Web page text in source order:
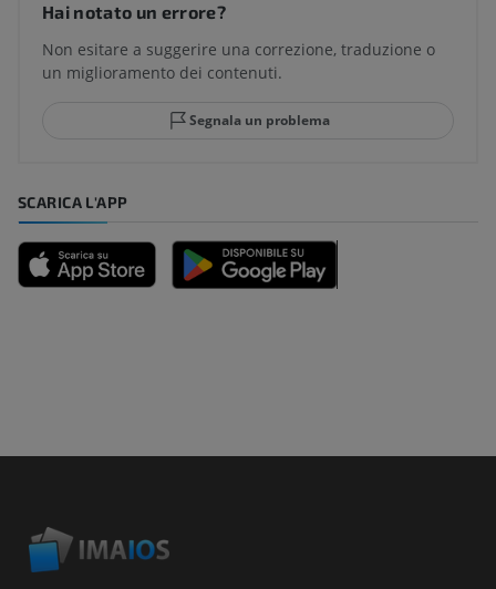
Hai notato un errore?
Non esitare a suggerire una correzione, traduzione o
un miglioramento dei contenuti.
Segnala un problema
SCARICA L'APP